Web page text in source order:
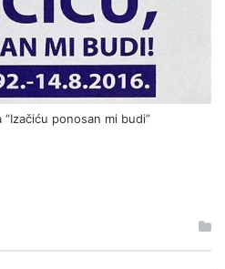
ponosan mi budi”